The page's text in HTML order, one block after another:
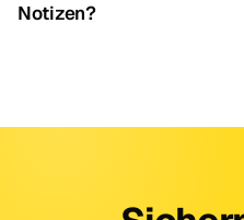
Notizen?